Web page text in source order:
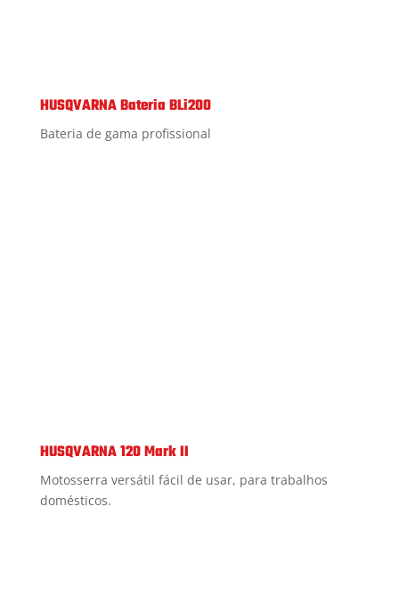
HUSQVARNA Bateria BLi200
Bateria de gama profissional
HUSQVARNA 120 Mark II
Motosserra versátil fácil de usar, para trabalhos
domésticos.